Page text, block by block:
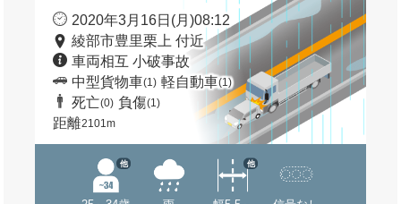
2020年3月16日(月)08:12
綾部市豊里栗上 付近
車両相互 小破事故
中型貨物車(1) 軽自動車(1)
死亡(0) 負傷(1)
距離2101m
他 他